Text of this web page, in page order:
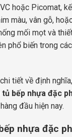
hoặc Picomat,
màu, vân gỗ,
mối mọt và
phổ biến trong
tiết về định
tủ bếp nhựa đặc
đầu hiện nay.
nhựa đặc